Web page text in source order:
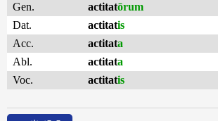
Gen.
actitatōrum
Dat.
actitatis
Acc.
actitata
Abl.
actitata
Voc.
actitatis